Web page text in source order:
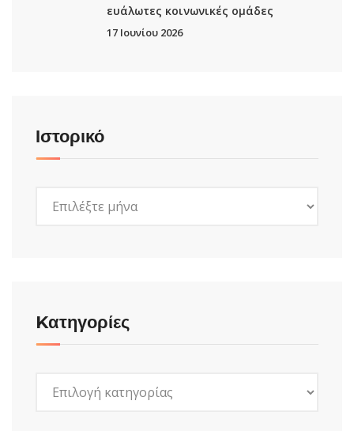
ευάλωτες κοινωνικές ομάδες
17 Ιουνίου 2026
Ιστορικό
Kατηγορίες